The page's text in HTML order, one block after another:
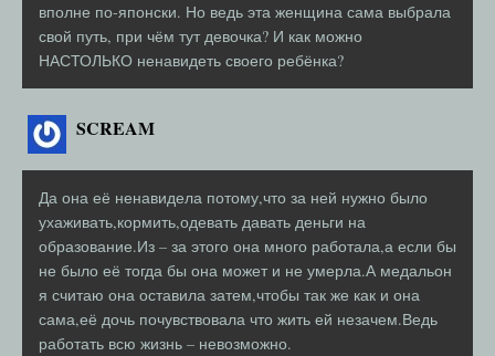
вполне по-японски. Но ведь эта женщина сама выбрала
свой путь, при чём тут девочка? И как можно
НАСТОЛЬКО ненавидеть своего ребёнка?
SCREAM
Да она её ненавидела потому,что за ней нужно было
ухаживать,кормить,одевать давать деньги на
образование.Из – за этого она много работала,а если бы
не было её тогда бы она может и не умерла.А медальон
я считаю она оставила затем,чтобы так же как и она
сама,её дочь почувствовала что жить ей незачем.Ведь
работать всю жизнь – невозможно.